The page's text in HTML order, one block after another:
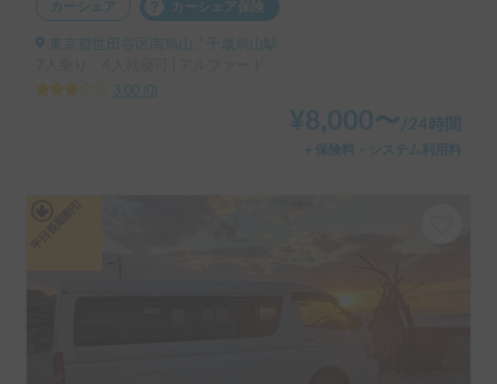
カーシェア カーシェア保険
東京都世田谷区南烏山, ' 千歳烏山駅
3.00
¥8,000〜 /24時間
＋保険料・システム利用料